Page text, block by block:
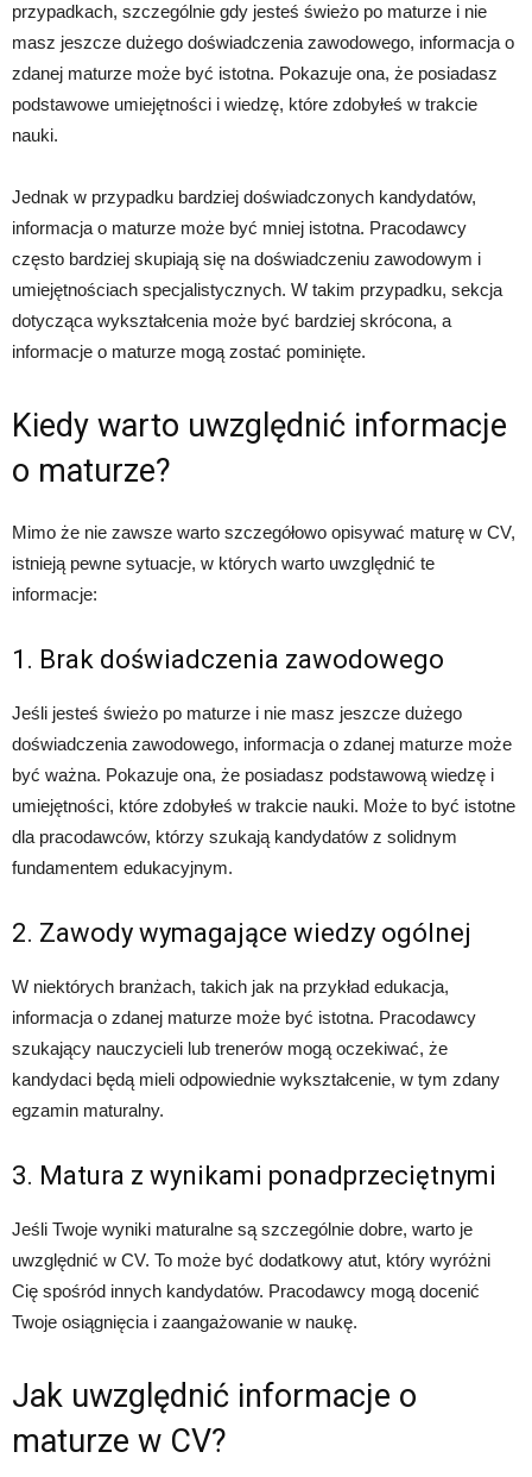
przypadkach, szczególnie gdy jesteś świeżo po maturze i nie
masz jeszcze dużego doświadczenia zawodowego, informacja o
zdanej maturze może być istotna. Pokazuje ona, że posiadasz
podstawowe umiejętności i wiedzę, które zdobyłeś w trakcie
nauki.
Jednak w przypadku bardziej doświadczonych kandydatów,
informacja o maturze może być mniej istotna. Pracodawcy
często bardziej skupiają się na doświadczeniu zawodowym i
umiejętnościach specjalistycznych. W takim przypadku, sekcja
dotycząca wykształcenia może być bardziej skrócona, a
informacje o maturze mogą zostać pominięte.
Kiedy warto uwzględnić informacje
o maturze?
Mimo że nie zawsze warto szczegółowo opisywać maturę w CV,
istnieją pewne sytuacje, w których warto uwzględnić te
informacje:
1. Brak doświadczenia zawodowego
Jeśli jesteś świeżo po maturze i nie masz jeszcze dużego
doświadczenia zawodowego, informacja o zdanej maturze może
być ważna. Pokazuje ona, że posiadasz podstawową wiedzę i
umiejętności, które zdobyłeś w trakcie nauki. Może to być istotne
dla pracodawców, którzy szukają kandydatów z solidnym
fundamentem edukacyjnym.
2. Zawody wymagające wiedzy ogólnej
W niektórych branżach, takich jak na przykład edukacja,
informacja o zdanej maturze może być istotna. Pracodawcy
szukający nauczycieli lub trenerów mogą oczekiwać, że
kandydaci będą mieli odpowiednie wykształcenie, w tym zdany
egzamin maturalny.
3. Matura z wynikami ponadprzeciętnymi
Jeśli Twoje wyniki maturalne są szczególnie dobre, warto je
uwzględnić w CV. To może być dodatkowy atut, który wyróżni
Cię spośród innych kandydatów. Pracodawcy mogą docenić
Twoje osiągnięcia i zaangażowanie w naukę.
Jak uwzględnić informacje o
maturze w CV?